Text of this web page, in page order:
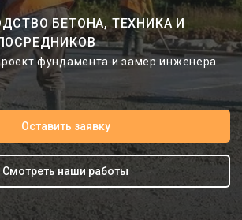
БЕТОНА, ТЕХНИКА И
фундамента и замер инженера
Оставить заявку
Смотреть наши работы